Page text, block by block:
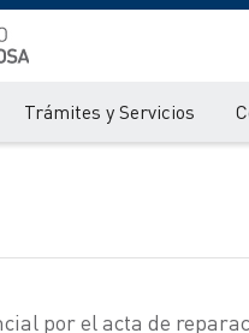
Trámites y Servicios
por el acta de